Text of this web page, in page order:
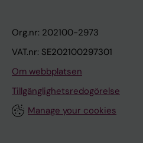
Org.nr: 202100-2973
VAT.nr: SE202100297301
Om webbplatsen
Tillgänglighetsredogörelse
Manage your cookies